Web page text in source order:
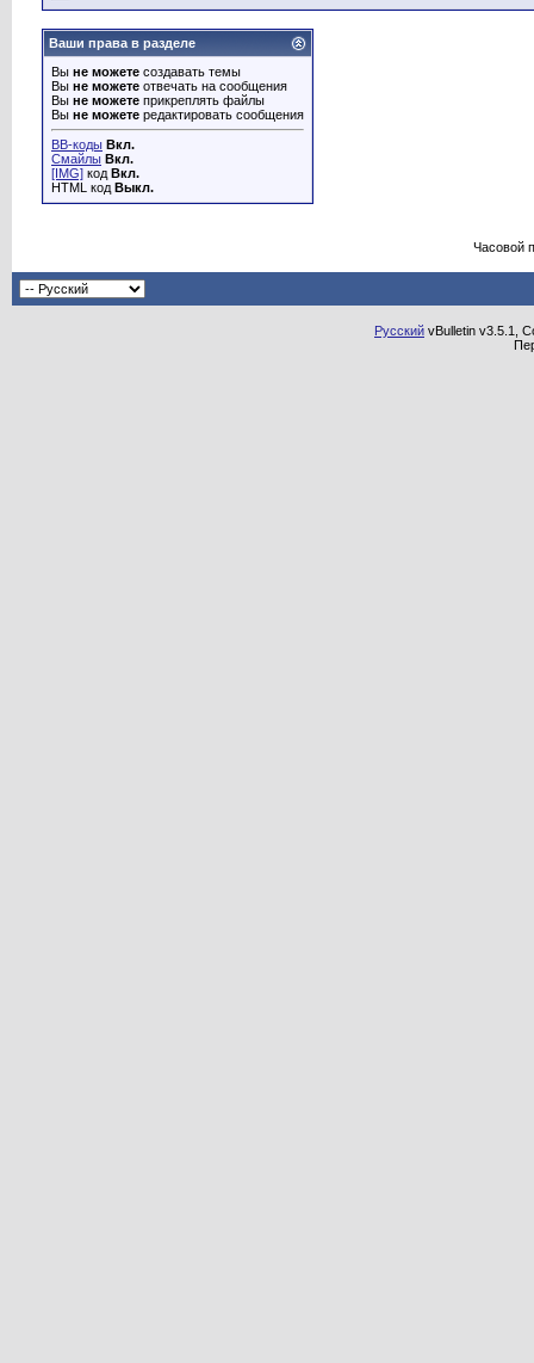
Ваши права в разделе
Вы не можете создавать темы
Вы не можете отвечать на сообщения
Вы не можете прикреплять файлы
Вы не можете редактировать сообщения
BB-коды Вкл.
Смайлы Вкл.
[IMG] код Вкл.
HTML код Выкл.
Часовой
Русский vBulletin v3.5.1,